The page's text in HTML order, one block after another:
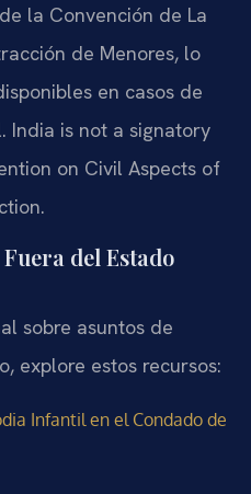
la Convención de La
de Menores, lo
en casos de
India is not a signatory
on Civil Aspects of
del Estado
sobre asuntos de
explore estos recursos:
Infantil en el Condado de